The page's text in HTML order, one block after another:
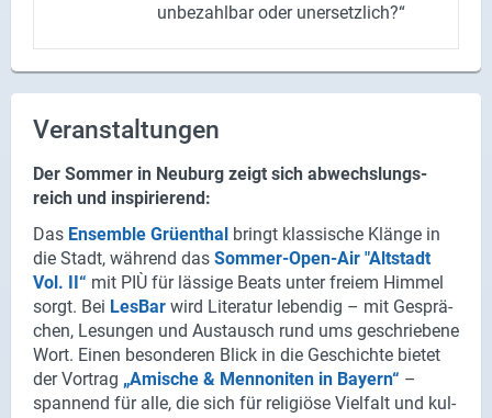
un­be­zahl­bar oder un­er­setz­lich?“
Veranstaltungen
Der Som­mer in Neu­burg zeigt sich ab­wechs­lungs­
reich und in­spi­rie­rend:
Das En­sem­ble Grüen­thal bringt klas­si­sche Klän­ge in
die Stadt, wäh­rend das Sommer-​Open-Air "Alt­stadt
Vol. II“ mit PIÙ für läs­si­ge Beats unter frei­em Him­mel
sorgt. Bei Les­Bar wird Li­te­ra­tur le­ben­dig – mit Ge­sprä­
chen, Le­sun­gen und Aus­tausch rund ums ge­schrie­be­ne
Wort. Einen be­son­de­ren Blick in die Ge­schich­te bie­tet
der Vor­trag „Ami­sche & Men­no­ni­ten in Bay­ern“ –
span­nend für alle, die sich für re­li­giö­se Viel­falt und kul­